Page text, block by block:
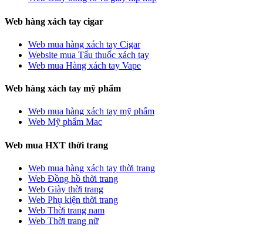
Web hàng xách tay cigar
Web mua hàng xách tay Cigar
Website mua Tẩu thuốc xách tay
Web mua Hàng xách tay Vape
Web hàng xách tay mỹ phẩm
Web mua hàng xách tay mỹ phẩm
Web Mỹ phẩm Mac
Web mua HXT thời trang
Web mua hàng xách tay thời trang
Web Đồng hồ thời trang
Web Giày thời trang
Web Phụ kiện thời trang
Web Thời trang nam
Web Thời trang nữ